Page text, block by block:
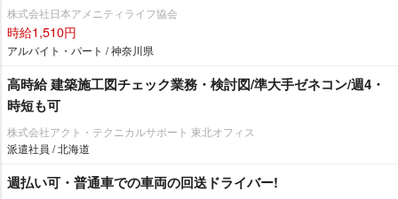
株式会社日本アメニティライフ協会
時給1,510円
アルバイト・パート / 神奈川県
高時給 建築施工図チェック業務・検討図/準大手ゼネコン/週4・
時短も可
株式会社アクト・テクニカルサポート 東北オフィス
派遣社員 / 北海道
週払い可・普通車での車両の回送ドライバー!